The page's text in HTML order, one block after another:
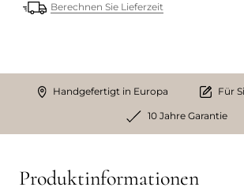
Berechnen Sie Lieferzeit
Handgefertigt in Europa Für
10 Jahre Garantie
Produktinformationen